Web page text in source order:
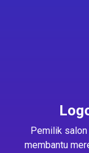
Pemilik salon
membantu